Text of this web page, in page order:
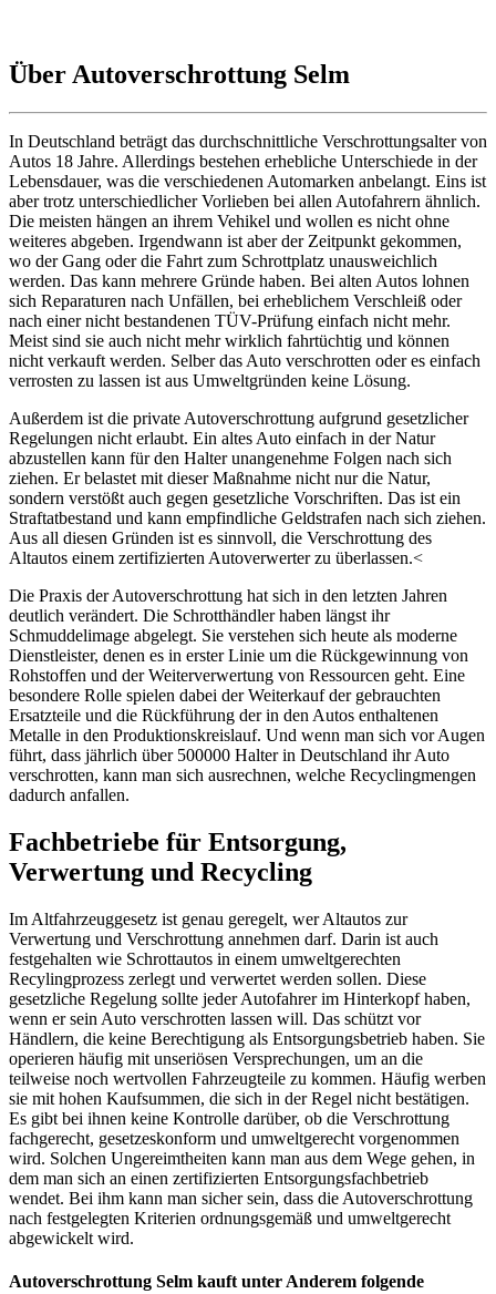
Über Autoverschrottung Selm
In Deutschland beträgt das durchschnittliche Verschrottungsalter von
Autos 18 Jahre. Allerdings bestehen erhebliche Unterschiede in der
Lebensdauer, was die verschiedenen Automarken anbelangt. Eins ist
aber trotz unterschiedlicher Vorlieben bei allen Autofahrern ähnlich.
Die meisten hängen an ihrem Vehikel und wollen es nicht ohne
weiteres abgeben. Irgendwann ist aber der Zeitpunkt gekommen,
wo der Gang oder die Fahrt zum Schrottplatz unausweichlich
werden. Das kann mehrere Gründe haben. Bei alten Autos lohnen
sich Reparaturen nach Unfällen, bei erheblichem Verschleiß oder
nach einer nicht bestandenen TÜV-Prüfung einfach nicht mehr.
Meist sind sie auch nicht mehr wirklich fahrtüchtig und können
nicht verkauft werden. Selber das Auto verschrotten oder es einfach
verrosten zu lassen ist aus Umweltgründen keine Lösung.
Außerdem ist die private Autoverschrottung aufgrund gesetzlicher
Regelungen nicht erlaubt. Ein altes Auto einfach in der Natur
abzustellen kann für den Halter unangenehme Folgen nach sich
ziehen. Er belastet mit dieser Maßnahme nicht nur die Natur,
sondern verstößt auch gegen gesetzliche Vorschriften. Das ist ein
Straftatbestand und kann empfindliche Geldstrafen nach sich ziehen.
Aus all diesen Gründen ist es sinnvoll, die Verschrottung des
Altautos einem zertifizierten Autoverwerter zu überlassen.<
Die Praxis der Autoverschrottung hat sich in den letzten Jahren
deutlich verändert. Die Schrotthändler haben längst ihr
Schmuddelimage abgelegt. Sie verstehen sich heute als moderne
Dienstleister, denen es in erster Linie um die Rückgewinnung von
Rohstoffen und der Weiterverwertung von Ressourcen geht. Eine
besondere Rolle spielen dabei der Weiterkauf der gebrauchten
Ersatzteile und die Rückführung der in den Autos enthaltenen
Metalle in den Produktionskreislauf. Und wenn man sich vor Augen
führt, dass jährlich über 500000 Halter in Deutschland ihr Auto
verschrotten, kann man sich ausrechnen, welche Recyclingmengen
dadurch anfallen.
Fachbetriebe für Entsorgung,
Verwertung und Recycling
Im Altfahrzeuggesetz ist genau geregelt, wer Altautos zur
Verwertung und Verschrottung annehmen darf. Darin ist auch
festgehalten wie Schrottautos in einem umweltgerechten
Recylingprozess zerlegt und verwertet werden sollen. Diese
gesetzliche Regelung sollte jeder Autofahrer im Hinterkopf haben,
wenn er sein Auto verschrotten lassen will. Das schützt vor
Händlern, die keine Berechtigung als Entsorgungsbetrieb haben. Sie
operieren häufig mit unseriösen Versprechungen, um an die
teilweise noch wertvollen Fahrzeugteile zu kommen. Häufig werben
sie mit hohen Kaufsummen, die sich in der Regel nicht bestätigen.
Es gibt bei ihnen keine Kontrolle darüber, ob die Verschrottung
fachgerecht, gesetzeskonform und umweltgerecht vorgenommen
wird. Solchen Ungereimtheiten kann man aus dem Wege gehen, in
dem man sich an einen zertifizierten Entsorgungsfachbetrieb
wendet. Bei ihm kann man sicher sein, dass die Autoverschrottung
nach festgelegten Kriterien ordnungsgemäß und umweltgerecht
abgewickelt wird.
Autoverschrottung Selm kauft unter Anderem folgende